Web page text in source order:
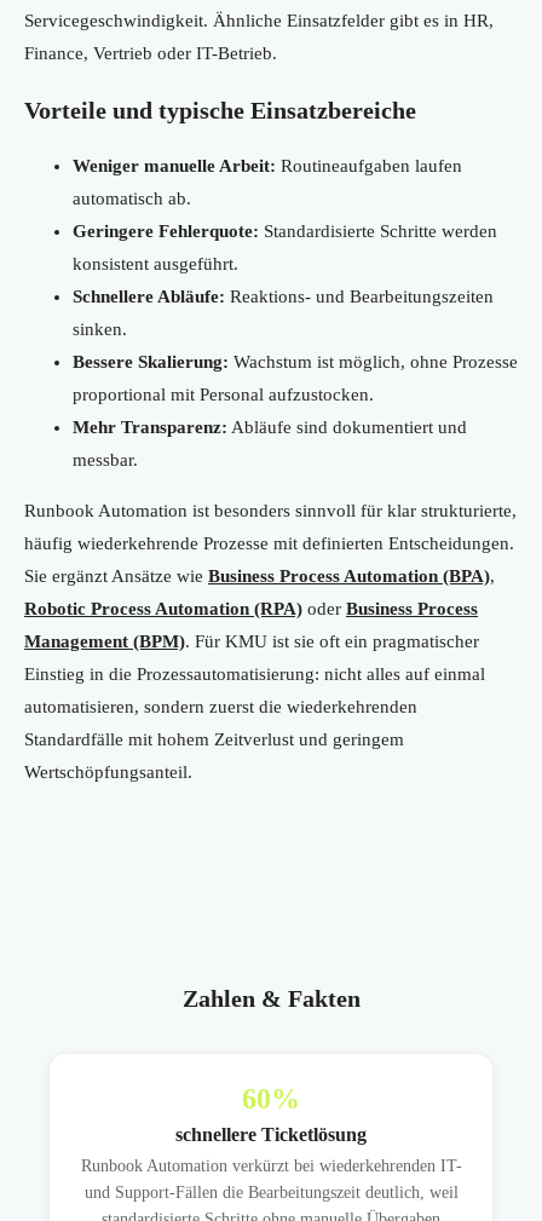
Servicegeschwindigkeit. Ähnliche Einsatzfelder gibt es in HR,
Finance, Vertrieb oder IT-Betrieb.
Vorteile und typische Einsatzbereiche
Weniger manuelle Arbeit: Routineaufgaben laufen
automatisch ab.
Geringere Fehlerquote: Standardisierte Schritte werden
konsistent ausgeführt.
Schnellere Abläufe: Reaktions- und Bearbeitungszeiten
sinken.
Bessere Skalierung: Wachstum ist möglich, ohne Prozesse
proportional mit Personal aufzustocken.
Mehr Transparenz: Abläufe sind dokumentiert und
messbar.
Runbook Automation ist besonders sinnvoll für klar strukturierte,
häufig wiederkehrende Prozesse mit definierten Entscheidungen.
Sie ergänzt Ansätze wie Business Process Automation (BPA),
Robotic Process Automation (RPA) oder Business Process
Management (BPM). Für KMU ist sie oft ein pragmatischer
Einstieg in die Prozessautomatisierung: nicht alles auf einmal
automatisieren, sondern zuerst die wiederkehrenden
Standardfälle mit hohem Zeitverlust und geringem
Wertschöpfungsanteil.
Zahlen & Fakten
60%
schnellere Ticketlösung
Runbook Automation verkürzt bei wiederkehrenden IT-
und Support-Fällen die Bearbeitungszeit deutlich, weil